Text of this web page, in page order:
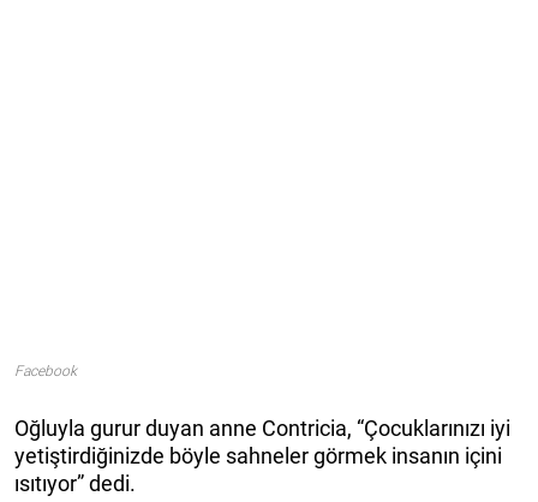
Facebook
Oğluyla gurur duyan anne Contricia, “Çocuklarınızı iyi
yetiştirdiğinizde böyle sahneler görmek insanın içini
ısıtıyor” dedi.